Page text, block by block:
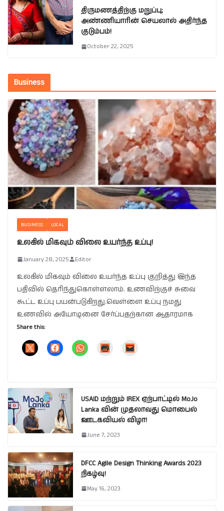
திருமணத்திற்கு மறுப்பு;
அண்ணியாரின் செயலால் அதிர்ந்த
குடும்பம்!
October 22, 2025
Business
BUSINESS LOCAL
உலகில் மிகவும் விலை உயர்ந்த உப்பு!
January 28, 2025 Editor
உலகில் மிகவும் விலை உயர்ந்த உப்பு குறித்து இந்த
பதிவில் தெரிந்துகொள்ளலாம். உணவிற்குச் சுவை
கூட்ட உப்பு பயன்படுகிறது.வெள்ளை உப்பு நமது
உணவில் அயோடினை சேர்ப்பதற்கான ஆதாரமாக
Share this:
USAID மற்றும் IREX ஏற்பாட்டில் MoJo
Lanka வின் முதலாவது மொபைல்
ஊடகவியல் விழா!
June 7, 2023
DFCC Agile Design Thinking Awards 2023
நிகழ்வு!
May 16, 2023